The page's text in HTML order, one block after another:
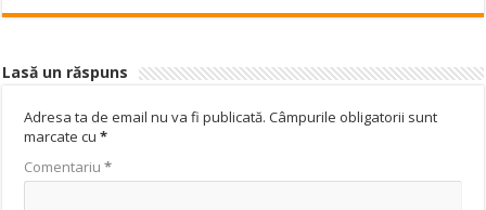
Lasă un răspuns
Adresa ta de email nu va fi publicată. Câmpurile obligatorii sunt
marcate cu*
Comentariu*